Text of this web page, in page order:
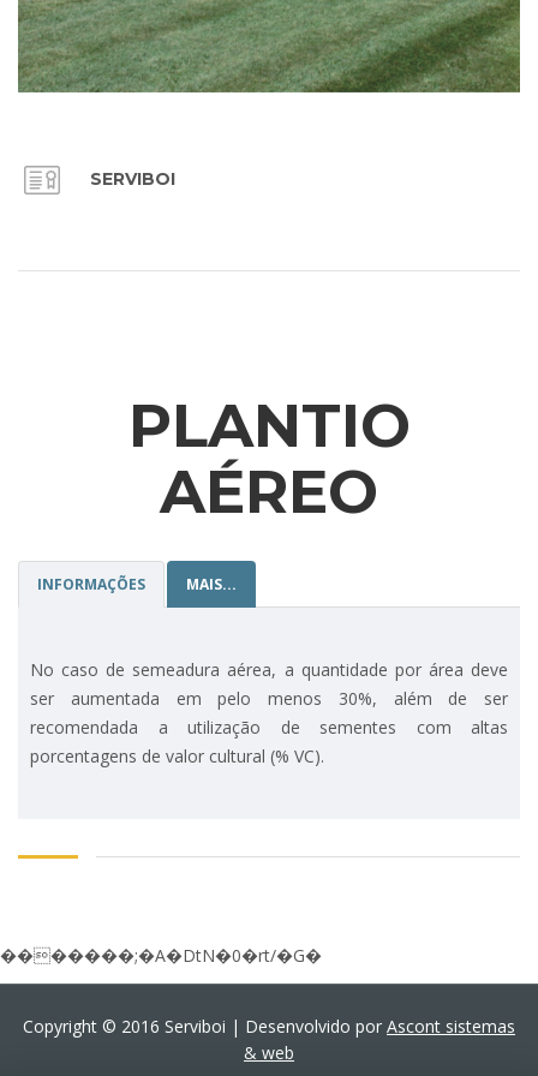
SERVIBOI
PLANTIO
AÉREO
INFORMAÇÕES MAIS...
No caso de semeadura aérea, a quantidade por área deve
ser aumentada em pelo menos 30%, além de ser
recomendada a utilização de sementes com altas
porcentagens de valor cultural (% VC).
Copyright © 2016 Serviboi | Desenvolvido por Ascont sistemas
& web
�������;�A�DtN�0�rt/�G�